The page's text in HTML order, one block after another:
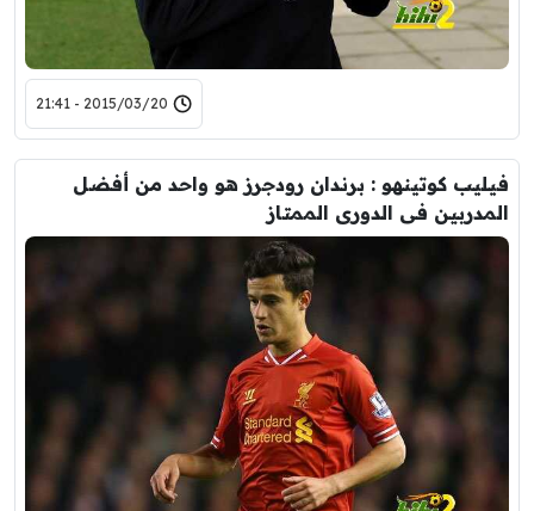
2015/03/20 - 21:41
فيليب كوتينهو : برندان رودجرز هو واحد من أفضل
المدربين فى الدورى الممتاز